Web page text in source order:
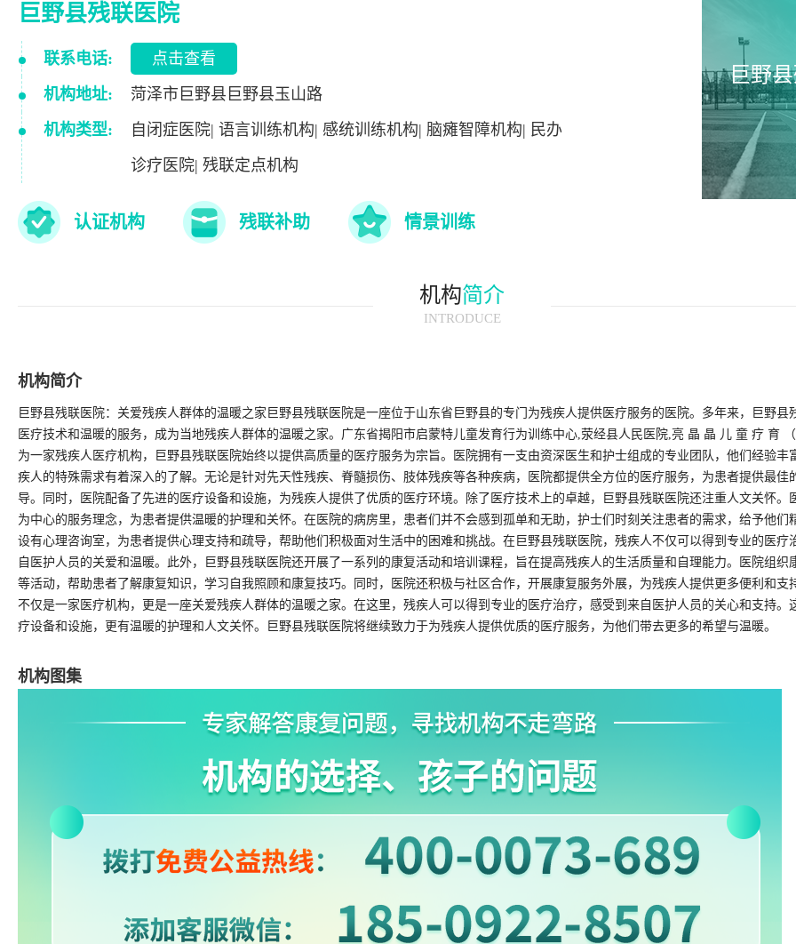
巨野
巨野县残联医院
联系电话:
点击查看
机构地址:
菏泽市巨野县巨野县玉山路
机构类型:
自闭症医院| 语言训练机构| 感统训练机构| 脑瘫智障机构| 民办
诊疗医院| 残联定点机构
认证机构 残联补助 情景训练
机构简介
INTRODUCE
机构简介
巨野县残联医院：关爱残疾人群体的温暖之家巨野县残联医院是一座位于山东省巨野县的专门为残疾人提供医疗服务的医院。多年来，巨野县
医疗技术和温暖的服务，成为当地残疾人群体的温暖之家。广东省揭阳市启蒙特儿童发育行为训练中心,荥经县人民医院,亮 晶 晶 儿 童 疗 育
为一家残疾人医疗机构，巨野县残联医院始终以提供高质量的医疗服务为宗旨。医院拥有一支由资深医生和护士组成的专业团队，他们经验丰
疾人的特殊需求有着深入的了解。无论是针对先天性残疾、脊髓损伤、肢体残疾等各种疾病，医院都提供全方位的医疗服务，为患者提供最佳
导。同时，医院配备了先进的医疗设备和设施，为残疾人提供了优质的医疗环境。除了医疗技术上的卓越，巨野县残联医院还注重人文关怀。
为中心的服务理念，为患者提供温暖的护理和关怀。在医院的病房里，患者们并不会感到孤单和无助，护士们时刻关注患者的需求，给予他们
设有心理咨询室，为患者提供心理支持和疏导，帮助他们积极面对生活中的困难和挑战。在巨野县残联医院，残疾人不仅可以得到专业的医疗
自医护人员的关爱和温暖。此外，巨野县残联医院还开展了一系列的康复活动和培训课程，旨在提高残疾人的生活质量和自理能力。医院组织
等活动，帮助患者了解康复知识，学习自我照顾和康复技巧。同时，医院还积极与社区合作，开展康复服务外展，为残疾人提供更多便利和支
不仅是一家医疗机构，更是一座关爱残疾人群体的温暖之家。在这里，残疾人可以得到专业的医疗治疗，感受到来自医护人员的关心和支持。
疗设备和设施，更有温暖的护理和人文关怀。巨野县残联医院将继续致力于为残疾人提供优质的医疗服务，为他们带去更多的希望与温暖。
机构图集